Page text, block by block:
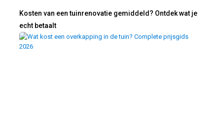
Kosten van een tuinrenovatie gemiddeld? Ontdek wat je
echt betaalt